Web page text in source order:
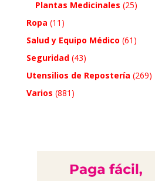
Plantas Medicinales (25)
Ropa (11)
Salud y Equipo Médico (61)
Seguridad (43)
Utensilios de Repostería (269)
Varios (881)